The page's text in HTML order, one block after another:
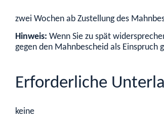
zwei Wochen ab Zustellung des
Hinweis: Wenn Sie zu spät
gegen den Mahnbescheid als Einspruch
Erforderliche
keine